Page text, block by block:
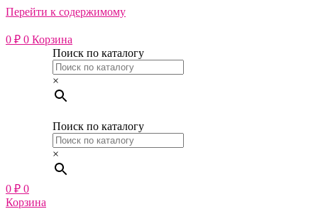
Перейти к содержимому
0 ₽ 0 Корзина
Поиск по каталогу
×
Поиск по каталогу
×
0 ₽ 0
Корзина